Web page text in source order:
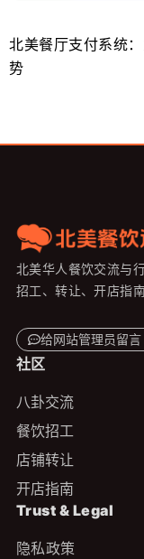
北美餐厅支付系统
势
北美华人餐饮交流与
招工、转让、开店指
给网站管理员留言
社区
八卦交流
餐饮招工
店铺转让
开店指南
Trust & Legal
隐私政策